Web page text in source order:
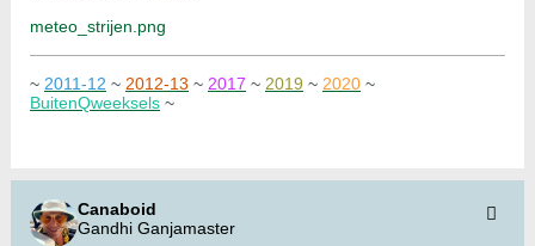
meteo_strijen.png
~ 2011-12 ~ 2012-13 ~ 2017 ~ 2019 ~ 2020 ~
BuitenQweeksels ~
Canaboid
Gandhi Ganjamaster